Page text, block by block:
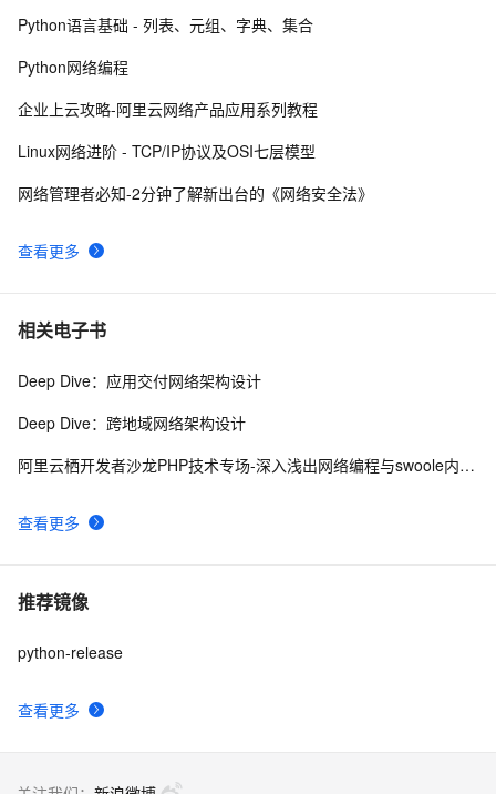
10Java：网络编程之应用实例
查看更多
Python语言基础 - 列表、元组、字典、集合
Python网络编程
企业上云攻略-阿里云网络产品应用系列教程
Linux网络进阶 - TCP/IP协议及OSI七层模型
网络管理者必知-2分钟了解新出台的《网络安全法》
相关电子书
查看更多
Deep Dive：应用交付网络架构设计
Deep Dive：跨地域网络架构设计
阿里云栖开发者沙龙PHP技术专场-深入浅出网络编程与swoole内核-吴镇宇
推荐镜像
查看更多
python-release